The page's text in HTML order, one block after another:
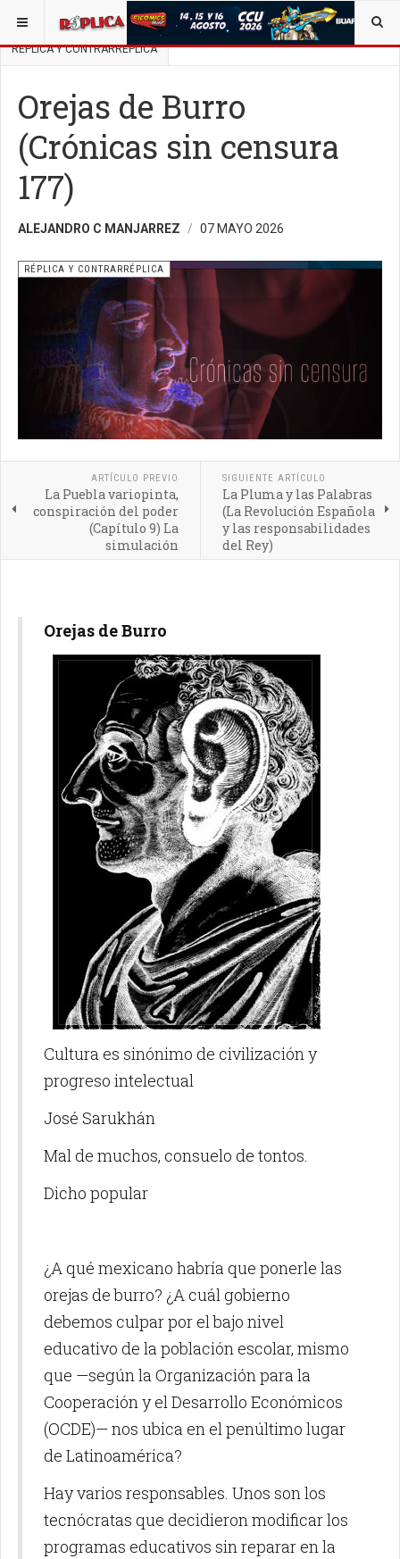
ESTÁ AQUÍ: BUSCAR UN ARTÍCULO EN POLÍTICA
RÉPLICA Y CONTRARRÉPLICA
Orejas de Burro
(Crónicas sin censura
177)
ALEJANDRO C MANJARREZ 07 MAYO 2026
RÉPLICA Y CONTRARRÉPLICA
ARTÍCULO PREVIO
La Puebla variopinta,
conspiración del poder
(Capítulo 9) La
simulación
SIGUIENTE ARTÍCULO
La Pluma y las Palabras
(La Revolución Española
y las responsabilidades
del Rey)
Orejas de Burro
Cultura es sinónimo de civilización y
progreso intelectual
José Sarukhán
Mal de muchos, consuelo de tontos.
Dicho popular
¿A qué mexicano habría que ponerle las
orejas de burro? ¿A cuál gobierno
debemos culpar por el bajo nivel
educativo de la población escolar, mismo
que —según la Organización para la
Cooperación y el Desarrollo Económicos
(OCDE)— nos ubica en el penúltimo lugar
de Latinoamérica?
Hay varios responsables. Unos son los
tecnócratas que decidieron modificar los
programas educativos sin reparar en la